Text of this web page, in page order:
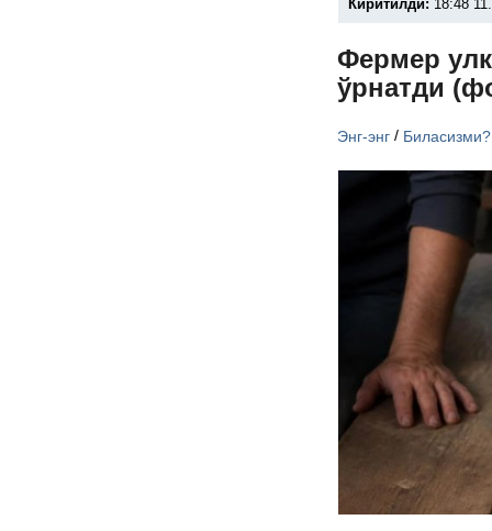
Киритилди: 18:48
Фермер
ўрнатди
Энг-энг / Биласизми?